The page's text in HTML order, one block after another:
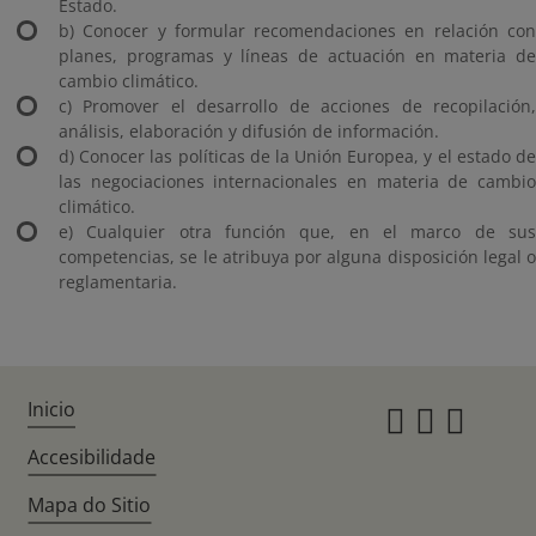
Estado.
b) Conocer y formular recomendaciones en relación con
planes, programas y líneas de actuación en materia de
cambio climático.
c) Promover el desarrollo de acciones de recopilación,
análisis, elaboración y difusión de información.
d) Conocer las políticas de la Unión Europea, y el estado de
las negociaciones internacionales en materia de cambio
climático.
e) Cualquier otra función que, en el marco de sus
competencias, se le atribuya por alguna disposición legal o
reglamentaria.
Inicio
Accesibilidade
Mapa do Sitio